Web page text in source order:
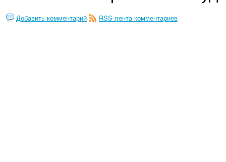
Добавить комментарий RSS-лента комментариев